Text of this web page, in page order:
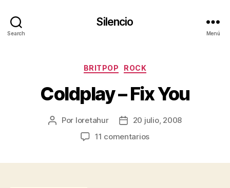
Search
Silencio
Menú
Categorías
BRITPOP ROCK
Coldplay – Fix You
Autor
Por loretahur
Fecha20 julio, 2008
11 comentariosen